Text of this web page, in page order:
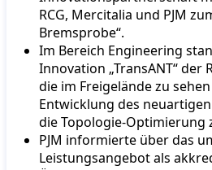
RCG, Mercitalia und PJM
Bremsprobe“.
Im Bereich Engineering
Innovation „TransANT“ der
die im Freigelände zu
Entwicklung des
die Topologie-Optimierung
PJM informierte über das
Leistungsangebot als